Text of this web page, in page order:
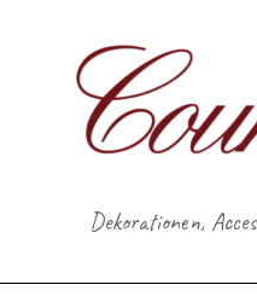
Dekorationen,